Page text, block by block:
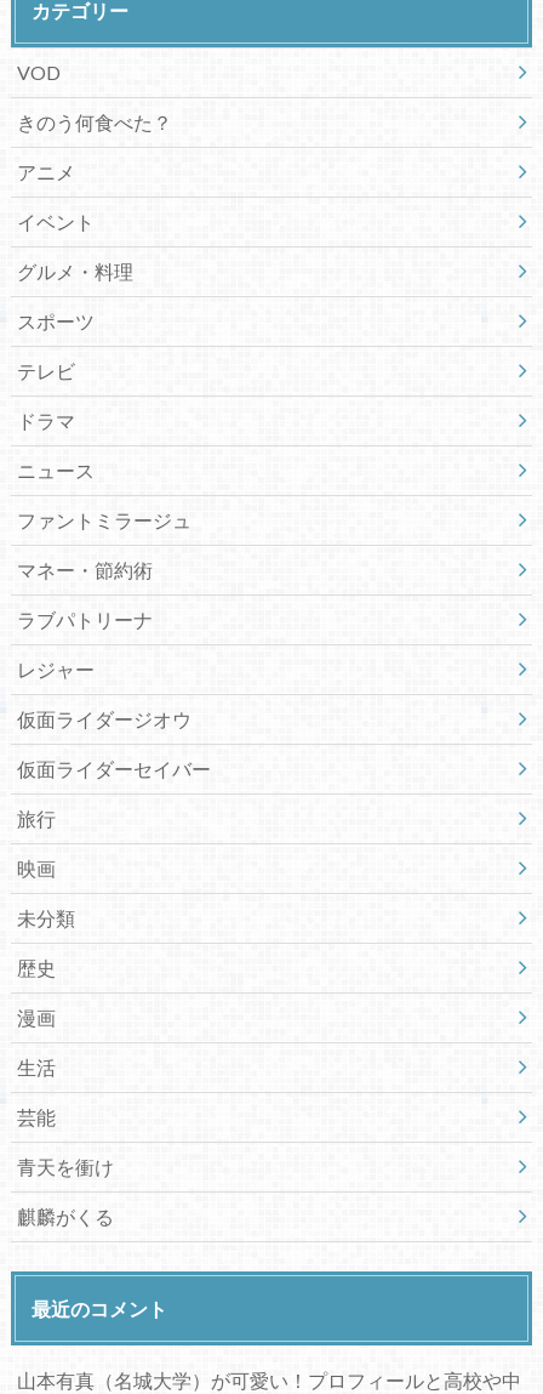
カテゴリー
VOD
きのう何食べた？
アニメ
イベント
グルメ・料理
スポーツ
テレビ
ドラマ
ニュース
ファントミラージュ
マネー・節約術
ラブパトリーナ
レジャー
仮面ライダージオウ
仮面ライダーセイバー
旅行
映画
未分類
歴史
漫画
生活
芸能
青天を衝け
麒麟がくる
最近のコメント
山本有真（名城大学）が可愛い！プロフィールと高校や中